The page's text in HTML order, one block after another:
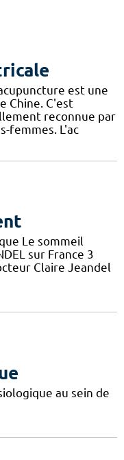
est une
Chine. C'est
reconnue par
femmes. L'ac
Le sommeil
sur France 3
Claire Jeandel
au sein de